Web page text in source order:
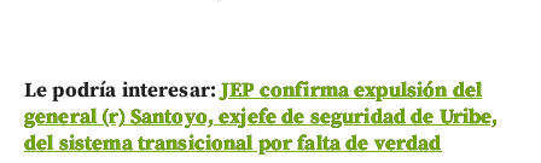
Le podría interesar:JEP confirma expulsión del
general (r) Santoyo, exjefe de seguridad de Uribe,
del sistema transicional por falta de verdad